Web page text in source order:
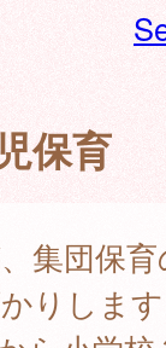
保育
集団保
りします